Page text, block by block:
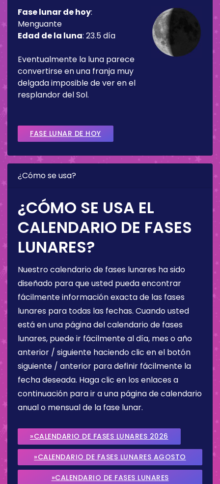
Fase lunar de hoy:
Menguante
Edad de la luna: 23.5 día
Eventualmente la luna parece
convertirse en una franja muy
delgada imposible de ver en el
resplandor del Sol.
FASE LUNAR DE HOY
¿Cómo se usa?
¿CÓMO SE USA EL
CALENDARIO DE FASES
LUNARES?
Nuestro calendario de fases lunares ha sido
diseñado para que usted pueda encontrar
fácilmente información exacta de las fases
lunares para todas las fechas. Cuando usted
está en una página del calendario de fases
lunares, puede ir fácilmente al día, mes o año
anterior / siguiente haciendo clic en el botón
siguiente / anterior para definir fácilmente la
fecha deseada. Haga clic en los enlaces a
continuación para ir a una página de calendario
anual o mensual de la fase lunar.
»CALENDARIO DE FASES LUNARES 2026
»CALENDARIO DE FASES LUNARES AGOSTO
2026
»CALENDARIO DE FASES LUNARES